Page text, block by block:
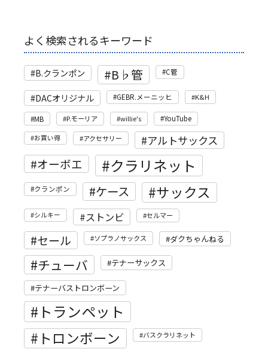
よく検索されるキーワード
B.クランポン B♭管 C管
DACオリジナル GEBR.メーニッヒ K&H
MB P.モーリア willie's YouTube
お買い得 アクセサリー アルトサックス
オーボエ クラリネット
クランポン ケース サックス
シルキー ストンビ セルマー
セール ソプラノサックス ダクちゃんねる
チューバ テナーサックス
テナーバストロンボーン
トランペット
トロンボーン バスクラリネット